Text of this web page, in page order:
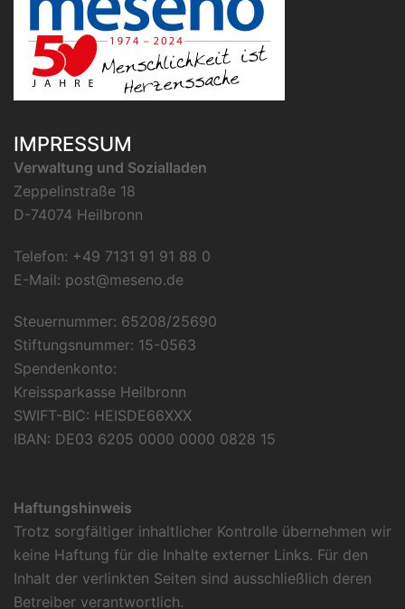
IMPRESSUM
Verwaltung und Sozialladen
Zeppelinstraße 18
D-74074 Heilbronn
Telefon: +49 7131 91 91 88 0
E-Mail: post@meseno.de
Steuernummer: 65208/25690
Stiftungsnummer: 15-0563
Spendenkonto:
Kreissparkasse Heilbronn
SWIFT-BIC: HEISDE66XXX
IBAN: DE03 6205 0000 0000 0828 15
Haftungshinweis
Trotz sorgfältiger inhaltlicher Kontrolle übernehmen wir
keine Haftung für die Inhalte externer Links. Für den
Inhalt der verlinkten Seiten sind ausschließlich deren
Betreiber verantwortlich.